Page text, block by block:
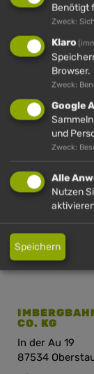
IMBERG
HÜNDLE
Hinterstaufen
87534
+49
Anfahrt
CO. KG
In der Au 19
87534
Benötigt
Zweck:
Klaro
Browser.
Zweck:
Google
und
Zweck:
Alle
Nutzen
Speichern